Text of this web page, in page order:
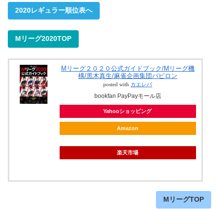
2020レギュラー順位表へ
Mリーグ2020TOP
Mリーグ２０２０公式ガイドブック/Mリーグ機
構/黒木真生/麻雀企画集団バビロン
posted with カエレバ
bookfan PayPayモール店
Yahooショッピング
Amazon
楽天市場
MリーグTOP